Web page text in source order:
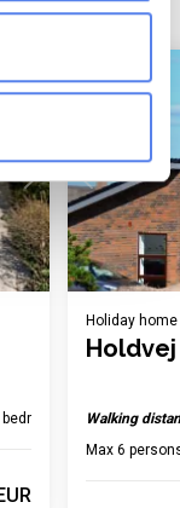
bedroom(s) Free Wi-Fi
Holiday
Holdvej
Walking
Max 6